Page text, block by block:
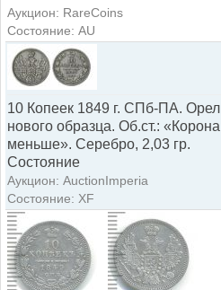
Аукцион: RareCoins
Состояние: AU
10 Копеек 1849 г. СПб-ПА. Орел
нового образца. Об.ст.: «Корона
меньше». Серебро, 2,03 гр.
Состояние
Аукцион: AuctionImperia
Состояние: XF